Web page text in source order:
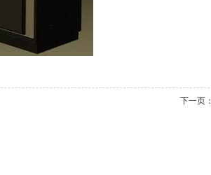
下一页：